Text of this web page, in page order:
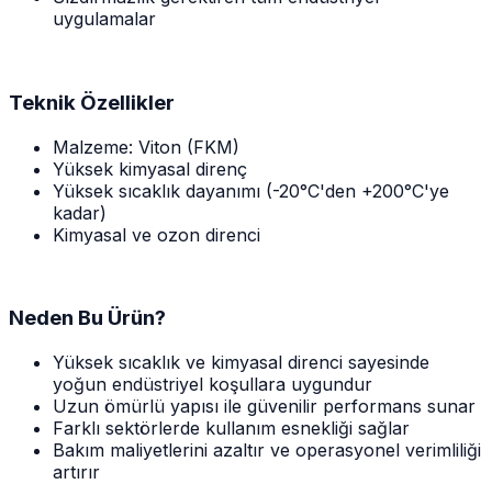
uygulamalar
Teknik Özellikler
Malzeme: Viton (FKM)
Yüksek kimyasal direnç
Yüksek sıcaklık dayanımı (-20°C'den +200°C'ye
kadar)
Kimyasal ve ozon direnci
Neden Bu Ürün?
Yüksek sıcaklık ve kimyasal direnci sayesinde
yoğun endüstriyel koşullara uygundur
Uzun ömürlü yapısı ile güvenilir performans sunar
Farklı sektörlerde kullanım esnekliği sağlar
Bakım maliyetlerini azaltır ve operasyonel verimliliği
artırır